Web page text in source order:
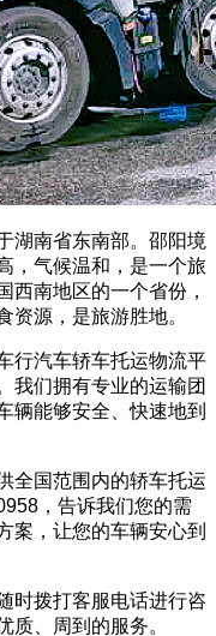
湖南省东南部。邵阳境
，气候温和，是一个旅
西南地区的一个省份，
资源，是旅游胜地。
行汽车轿车托运物流平
我们拥有专业的运输团
辆能够安全、快速地到
全国范围内的轿车托运
，告诉我们您的需
案，让您的车辆安心到
时拨打客服电话进行咨
质、周到的服务。